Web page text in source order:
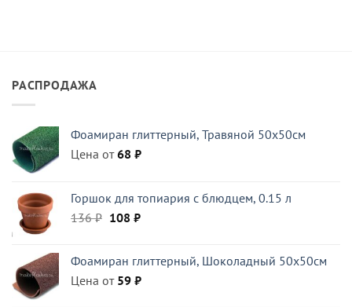
РАСПРОДАЖА
Фоамиран глиттерный, Травяной 50x50см
Цена от68 ₽
Горшок для топиария с блюдцем, 0.15 л
136₽ Первоначальная
136 ₽.
108 ₽Текущая
Фоамиран глиттерный, Шоколадный 50x50см
Цена от 59 ₽